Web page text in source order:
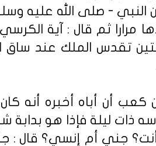
- صلى الله عليه
مرارا ثم قال : آية
تقدس الملك عند
كعب أن أباه أخبره أنه
ذات ليلة فإذا هو بدابة
جني أم إنسي؟ قال :